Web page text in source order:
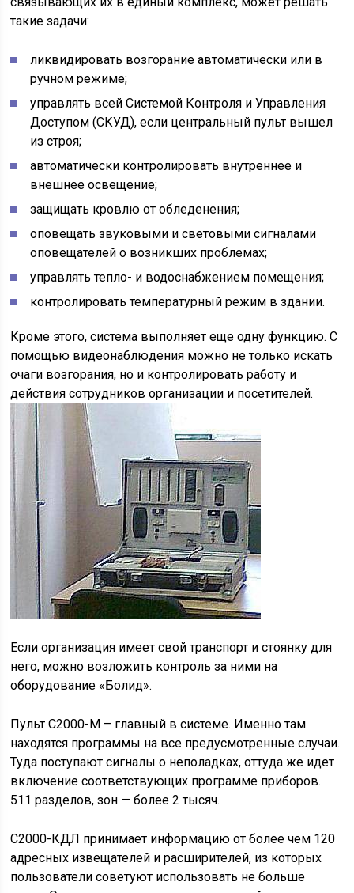
такие задачи:
ликвидировать возгорание автоматически или в
ручном режиме;
управлять всей Системой Контроля и Управления
Доступом (СКУД), если центральный пульт вышел
из строя;
автоматически контролировать внутреннее и
внешнее освещение;
защищать кровлю от обледенения;
оповещать звуковыми и световыми сигналами
оповещателей о возникших проблемах;
управлять тепло- и водоснабжением помещения;
контролировать температурный режим в здании.
Кроме этого, система выполняет еще одну функцию. С
помощью видеонаблюдения можно не только искать
очаги возгорания, но и контролировать работу и
действия сотрудников организации и посетителей.
Если организация имеет свой транспорт и стоянку для
него, можно возложить контроль за ними на
оборудование «Болид».
Пульт С2000-М – главный в системе. Именно там
находятся программы на все предусмотренные случаи.
Туда поступают сигналы о неполадках, оттуда же идет
включение соответствующих программе приборов.
511 разделов, зон — более 2 тысяч.
С2000-КДЛ принимает информацию от более чем 120
адресных извещателей и расширителей, из которых
пользователи советуют использовать не больше